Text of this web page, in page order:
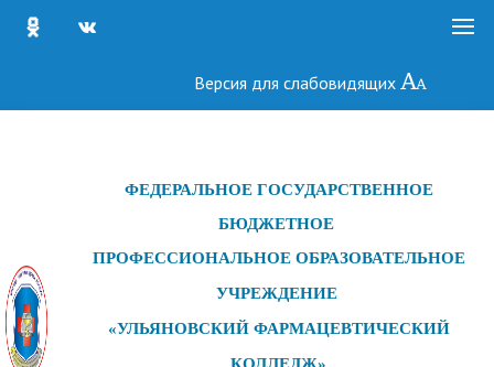
Версия для слабовидящих
ФЕДЕРАЛЬНОЕ ГОСУДАРСТВЕННОЕ
БЮДЖЕТНОЕ
ПРОФЕССИОНАЛЬНОЕ ОБРАЗОВАТЕЛЬНОЕ
УЧРЕЖДЕНИЕ
«УЛЬЯНОВСКИЙ ФАРМАЦЕВТИЧЕСКИЙ